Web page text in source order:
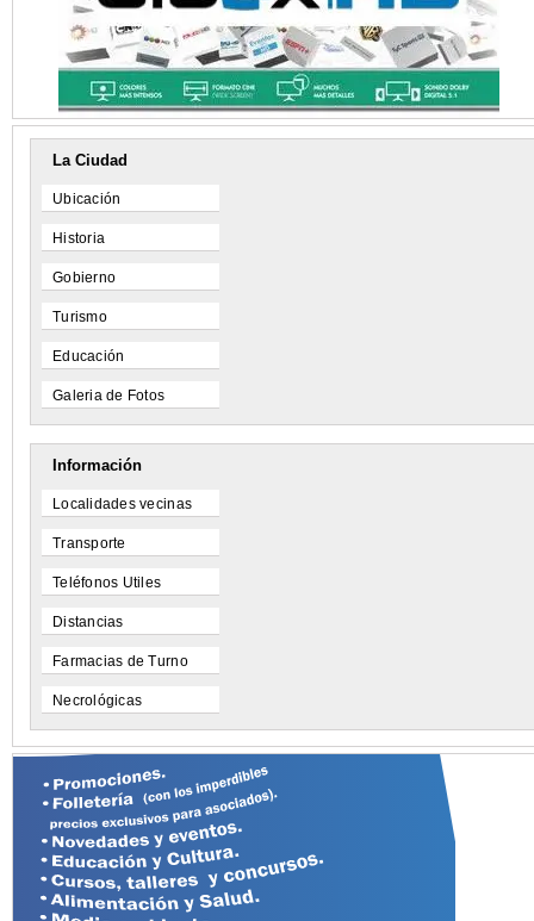
La Ciudad
Ubicación
Historia
Gobierno
Turismo
Educación
Galeria de Fotos
Información
Localidades vecinas
Transporte
Teléfonos Utiles
Distancias
Farmacias de Turno
Necrológicas